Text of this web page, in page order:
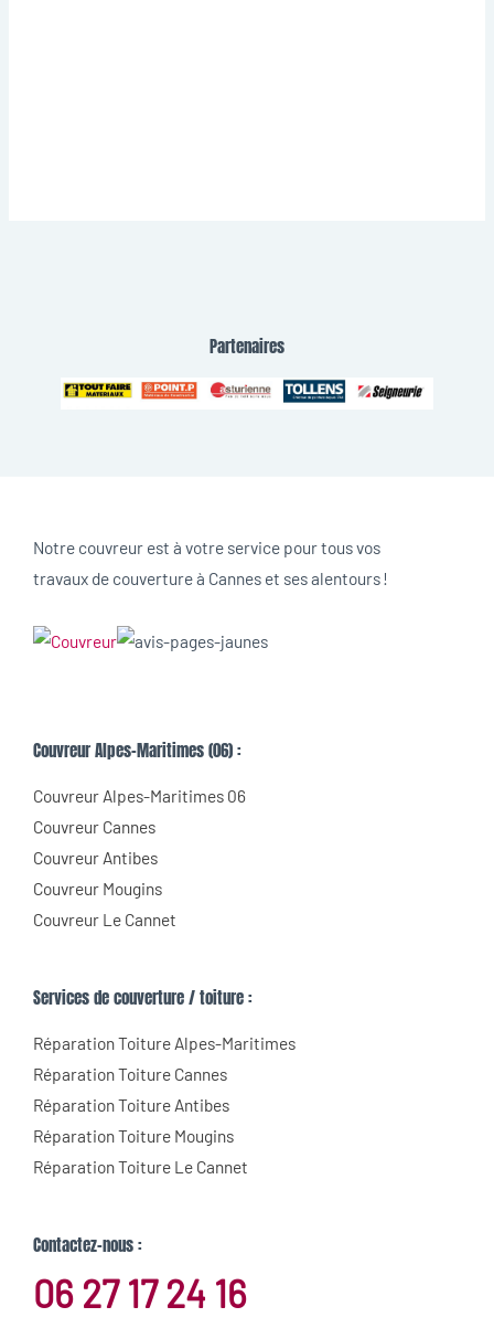
Partenaires
Notre couvreur est à votre service pour tous vos
travaux de couverture à Cannes et ses alentours !
Couvreur Alpes-Maritimes (06) :
Couvreur Alpes-Maritimes 06
Couvreur Cannes
Couvreur Antibes
Couvreur Mougins
Couvreur Le Cannet
Services de couverture / toiture :
Réparation Toiture Alpes-Maritimes
Réparation Toiture Cannes
Réparation Toiture Antibes
Réparation Toiture Mougins
Réparation Toiture Le Cannet
Contactez-nous :
06 27 17 24 16